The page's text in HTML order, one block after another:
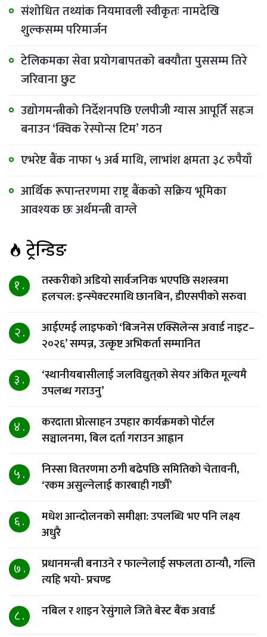
संशोधित तथ्यांक नियमावली स्वीकृतः नामदेखि
शुल्कसम्म परिमार्जन
टेलिकमका सेवा प्रयोगबापतको बक्यौता पुससम्म तिरे
जरिवाना छुट
उद्योगमन्त्रीको निर्देशनपछि एलपीजी ग्यास आपूर्ति सहज
बनाउन ‘क्विक रेस्पोन्स टिम’ गठन
एभरेष्ट बैंक नाफा ५ अर्ब माथि, लाभांश क्षमता ३८ रुपैयाँ
आर्थिक रूपान्तरणमा राष्ट्र बैंकको सक्रिय भूमिका
आवश्यक छः अर्थमन्त्री वाग्ले
ट्रेन्डिङ
१ .
तस्करीको अडियो सार्वजनिक भएपछि सशस्त्रमा
हलचल: इन्स्पेक्टरमाथि छानबिन, डीएसपीको सरुवा
२ .
आईएमई लाइफको ‘बिजनेस एक्सिलेन्स अवार्ड नाइट–
२०२६’ सम्पन्न, उत्कृष्ट अभिकर्ता सम्मानित
३ .
‘स्थानीयबासीलाई जलविद्युत्‌को सेयर अंकित मूल्यमै
उपलब्ध गराउनु’
४ .
करदाता प्रोत्साहन उपहार कार्यक्रमको पोर्टल
सञ्चालनमा, बिल दर्ता गराउन आह्वान
५ .
निस्सा वितरणमा ठगी बढेपछि समितिको चेतावनी,
‘रकम असुल्नेलाई कारबाही गर्छाैं’
६ .
मधेश आन्दोलनको समीक्षा: उपलब्धि भए पनि लक्ष्य
अधुरै
७ .
प्रधानमन्त्री बनाउने र फाल्नेलाई सफलता ठान्यौ, गल्ति
त्यहि भयो- प्रचण्ड
८ . नबिल र शाइन रेसुंगाले जिते बेस्ट बैंक अवार्ड